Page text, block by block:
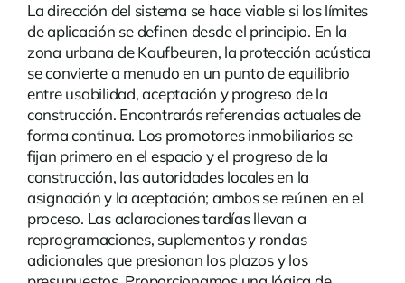
La dirección del sistema se hace viable si los límites
de aplicación se definen desde el principio. En la
zona urbana de Kaufbeuren, la protección acústica
se convierte a menudo en un punto de equilibrio
entre usabilidad, aceptación y progreso de la
construcción. Encontrarásreferenciasactuales de
forma continua. Los promotores inmobiliarios se
fijan primero en el espacio y el progreso de la
construcción, las autoridades locales en la
asignación y la aceptación; ambos se reúnen en el
proceso. Las aclaraciones tardías llevan a
reprogramaciones, suplementos y rondas
adicionales que presionan los plazos y los